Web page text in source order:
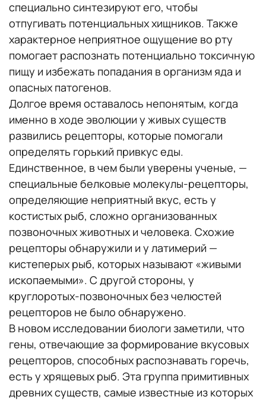
специально синтезируют его, чтобы
отпугивать потенциальных хищников. Также
характерное неприятное ощущение во рту
помогает распознать потенциально токсичную
пищу и избежать попадания в организм яда и
опасных патогенов.
Долгое время оставалось непонятым, когда
именно в ходе эволюции у живых существ
развились рецепторы, которые помогали
определять горький привкус еды.
Единственное, в чем были уверены ученые, —
специальные белковые молекулы-рецепторы,
определяющие неприятный вкус, есть у
костистых рыб, сложно организованных
позвоночных животных и человека. Схожие
рецепторы обнаружили и у латимерий —
кистеперых рыб, которых называют «живыми
ископаемыми». С другой стороны, у
круглоротых-позвоночных без челюстей
рецепторов не было обнаружено.
В новом исследовании биологи заметили, что
гены, отвечающие за формирование вкусовых
рецепторов, способных распознавать горечь,
есть у хрящевых рыб. Эта группа примитивных
древних существ, самые известные из которых